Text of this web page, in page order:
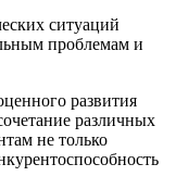
ситуаций
проблемам и
развития
различных
не только